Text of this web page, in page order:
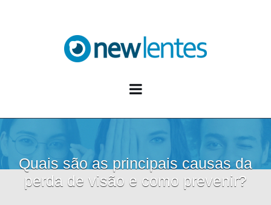
Quais são as principais causas da
perda de visão e como prevenir?